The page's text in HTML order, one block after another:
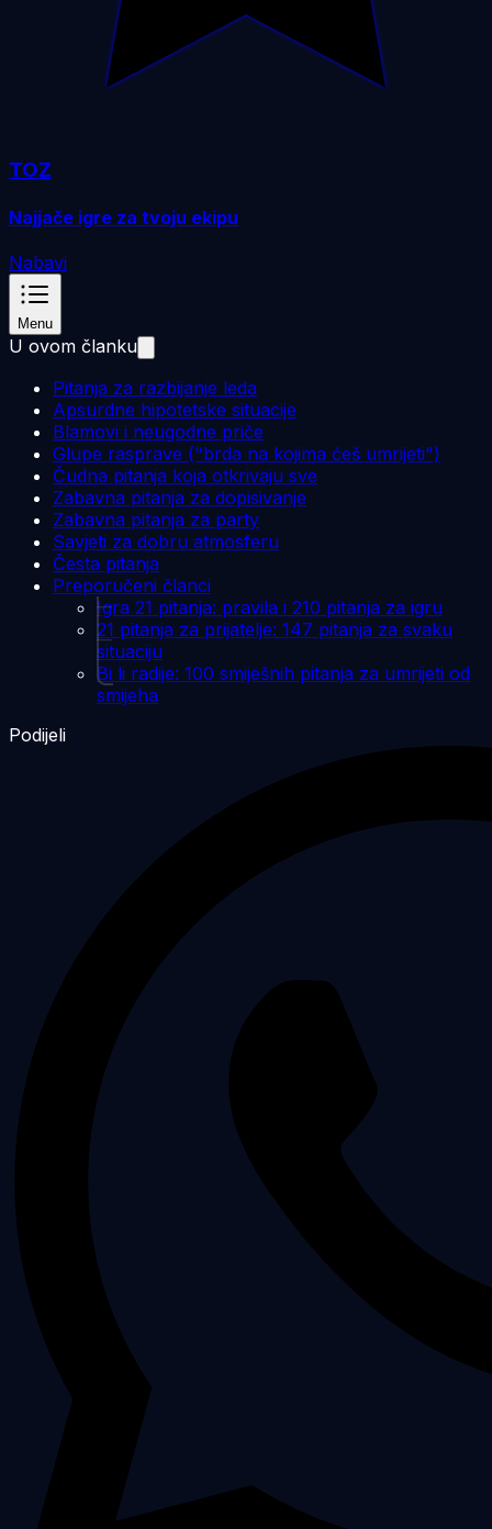
TOZ
Najjače igre za tvoju ekipu
Nabavi
Menu
U ovom članku
Pitanja za razbijanje leda
Apsurdne hipotetske situacije
Blamovi i neugodne priče
Glupe rasprave ("brda na kojima ćeš umrijeti")
Čudna pitanja koja otkrivaju sve
Zabavna pitanja za dopisivanje
Zabavna pitanja za party
Savjeti za dobru atmosferu
Česta pitanja
Preporučeni članci
Igra 21 pitanja: pravila i 210 pitanja za igru
21 pitanja za prijatelje: 147 pitanja za svaku
situaciju
Bi li radije: 100 smiješnih pitanja za umrijeti od
smijeha
Podijeli